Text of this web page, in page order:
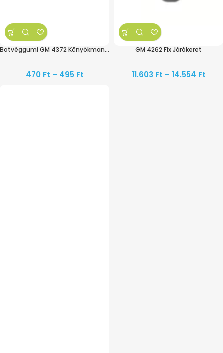
Botvéggumi GM 4372 Könyökmankóhoz
470 Ft – 495 Ft
GM 4262 Fix Járókeret
11.603 Ft – 14.554 Ft